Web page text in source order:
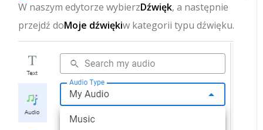
W naszym edytorze wybierzDźwięk, a następnie
przejdź doMoje dźwiękiw kategorii typu dźwięku.